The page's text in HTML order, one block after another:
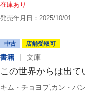
在庫あり
発売年月日：2025/10/01
中古 店舗受取可
書籍 文庫
この世界からは出
キム・チョヨプ,カン・バ